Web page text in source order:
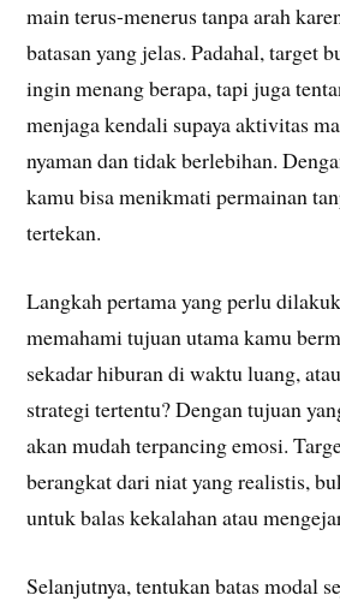
main terus-menerus tanpa arah
batasan yang jelas. Padahal, target
ingin menang berapa, tapi juga
menjaga kendali supaya aktivitas
nyaman dan tidak berlebihan.
kamu bisa menikmati permainan
tertekan.
Langkah pertama yang perlu
memahami tujuan utama kamu
sekadar hiburan di waktu luang,
strategi tertentu? Dengan tujuan
akan mudah terpancing emosi.
berangkat dari niat yang realistis,
untuk balas kekalahan atau
Selanjutnya, tentukan batas modal